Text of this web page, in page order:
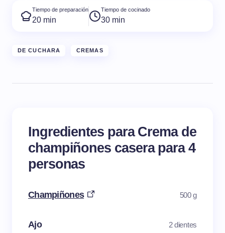
Tiempo de preparación
20 min
Tiempo de cocinado
30 min
DE CUCHARA CREMAS
Ingredientes para Crema de
champiñones casera para 4
personas
Champiñones 500 g
Ajo 2 dientes